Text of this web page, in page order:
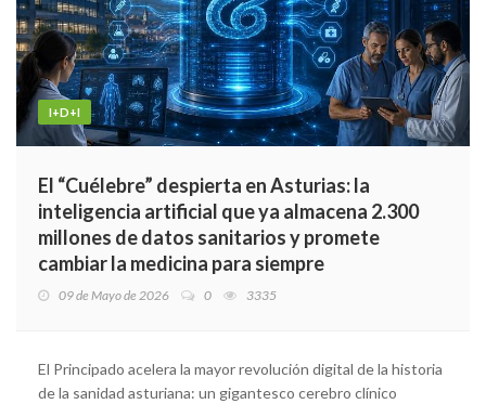
I+D+I
El “Cuélebre” despierta en Asturias: la
inteligencia artificial que ya almacena 2.300
millones de datos sanitarios y promete
cambiar la medicina para siempre
09 de Mayo de 2026 0 3335
El Principado acelera la mayor revolución digital de la historia
de la sanidad asturiana: un gigantesco cerebro clínico